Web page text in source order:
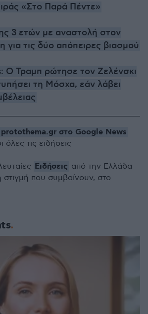
«Στο Παρά Πέντε»
3 ετών με αναστολή στον
για τις δύο απόπειρες βιασμού
Ο Τραμπ ρώτησε τον Ζελένσκι
τη Μόσχα, εάν λάβει
protothema.gr στο Google News
όλες τις ειδήσεις
Ειδήσεις από την Ελλάδα
στιγμή που συμβαίνουν, στο